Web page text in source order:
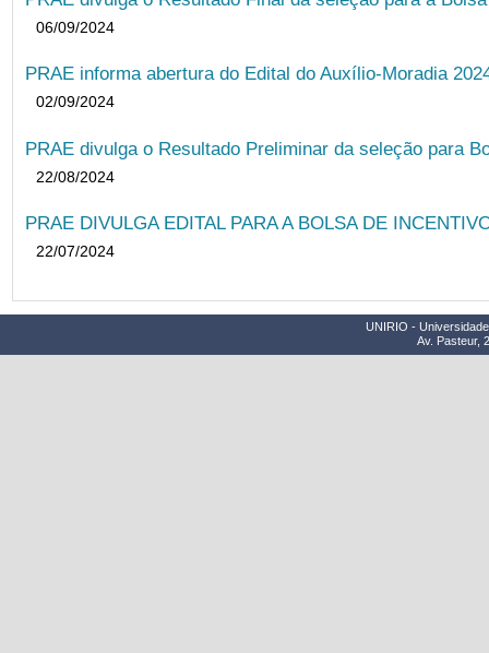
06/09/2024
PRAE informa abertura do Edital do Auxílio-Moradia
02/09/2024
PRAE divulga o Resultado Preliminar da seleção para
22/08/2024
PRAE DIVULGA EDITAL PARA A BOLSA DE
22/07/2024
UNIRIO -
Av. Pasteur,